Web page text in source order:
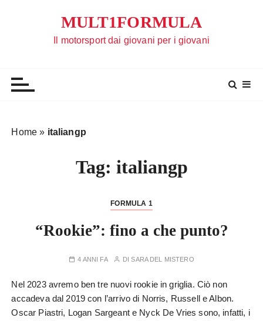
MULT1FORMULA
Il motorsport dai giovani per i giovani
Home » italiangp
Tag: italiangp
FORMULA 1
“Rookie”: fino a che punto?
4 ANNI FA DISARA DEL MISTERO
Nel 2023 avremo ben tre nuovi rookie in griglia. Ciò non
accadeva dal 2019 con l’arrivo di Norris, Russell e Albon.
Oscar Piastri, Logan Sargeant e Nyck De Vries sono, infatti, i